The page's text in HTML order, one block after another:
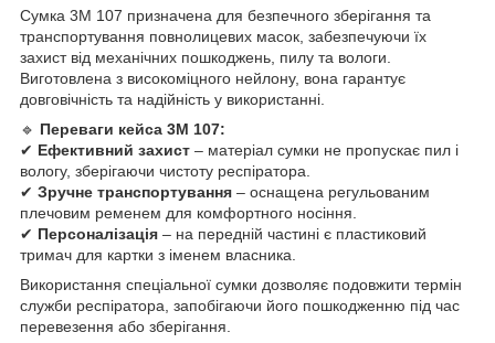
Сумка 3M 107 призначена для безпечного зберігання та
транспортування повнолицевих масок, забезпечуючи їх
захист від механічних пошкоджень, пилу та вологи.
Виготовлена з високоміцного нейлону, вона гарантує
довговічність та надійність у використанні.
🔹 Переваги кейса 3M 107:
✔ Ефективний захист – матеріал сумки не пропускає пил і
вологу, зберігаючи чистоту респіратора.
✔ Зручне транспортування – оснащена регульованим
плечовим ременем для комфортного носіння.
✔ Персоналізація – на передній частині є пластиковий
тримач для картки з іменем власника.
Використання спеціальної сумки дозволяє подовжити термін
служби респіратора, запобігаючи його пошкодженню під час
перевезення або зберігання.